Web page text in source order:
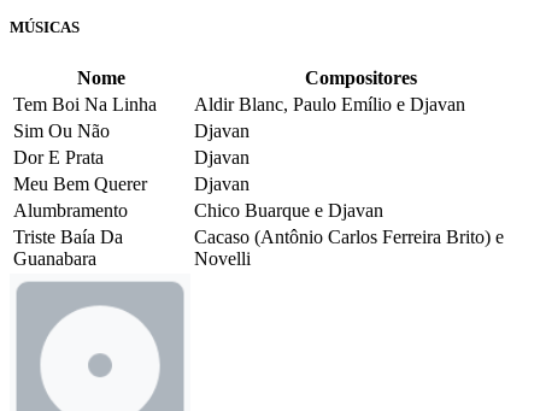
MÚSICAS
Nome
Compositores
Tem Boi Na Linha
Aldir Blanc, Paulo Emílio e Djavan
Sim Ou Não
Djavan
Dor E Prata
Djavan
Meu Bem Querer
Djavan
Alumbramento
Chico Buarque e Djavan
Triste Baía Da
Guanabara
Cacaso (Antônio Carlos Ferreira Brito) e
Novelli